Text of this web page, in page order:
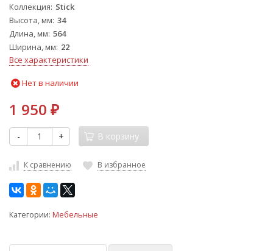
Коллекция Stick
Высота, мм 34
Длина, мм 564
Ширина, мм 22
Все характеристики
Нет в наличии
1 950 ₽
- + В корзину
К сравнению В избранное
Категории: Мебельные